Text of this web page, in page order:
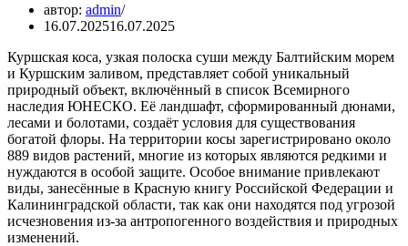
автор: admin
16.07.202516.07.2025
Куршская коса, узкая полоска суши между Балтийским морем
и Куршским заливом, представляет собой уникальный
природный объект, включённый в список Всемирного
наследия ЮНЕСКО. Её ландшафт, сформированный дюнами,
лесами и болотами, создаёт условия для существования
богатой флоры. На территории косы зарегистрировано около
889 видов растений, многие из которых являются редкими и
нуждаются в особой защите. Особое внимание привлекают
виды, занесённые в Красную книгу Российской Федерации и
Калининградской области, так как они находятся под угрозой
исчезновения из-за антропогенного воздействия и природных
изменений.